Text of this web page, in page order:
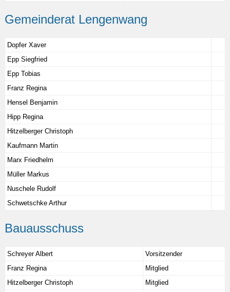
Gemeinderat Lengenwang
Dopfer Xaver
Epp Siegfried
Epp Tobias
Franz Regina
Hensel Benjamin
Hipp Regina
Hitzelberger Christoph
Kaufmann Martin
Marx Friedhelm
Müller Markus
Nuschele Rudolf
Schwetschke Arthur
Bauausschuss
Schreyer Albert
Vorsitzender
Franz Regina
Mitglied
Hitzelberger Christoph
Mitglied